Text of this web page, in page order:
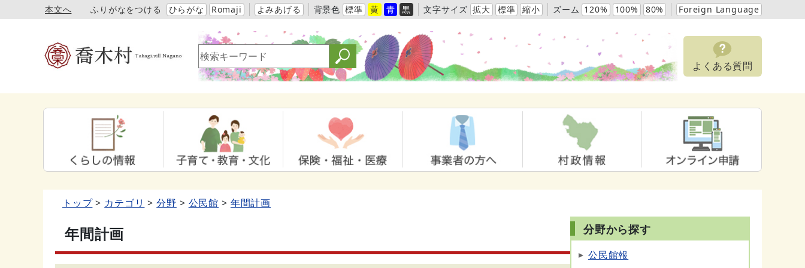
本文へ ふりがなをつける ひらがな Romaji よみあげる 背景色 標準 黄 青 黒 文字サイズ 拡大 標準 縮小 ズーム 120% 100% 80% Foreign Language
よくある質問
トップ カテゴリ 分野 公民館 年間計画
年間計画 分野から探す
公民館報